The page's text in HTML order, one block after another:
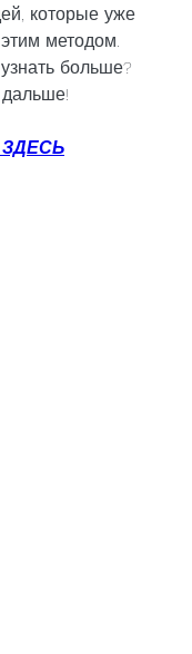
которые уже
методом.
больше?
дальше!